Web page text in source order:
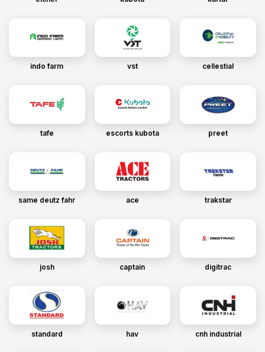
indo farm vst cellestial
tafe escorts kubota preet
same deutz fahr ace trakstar
josh captain digitrac
standard hav cnh industrial